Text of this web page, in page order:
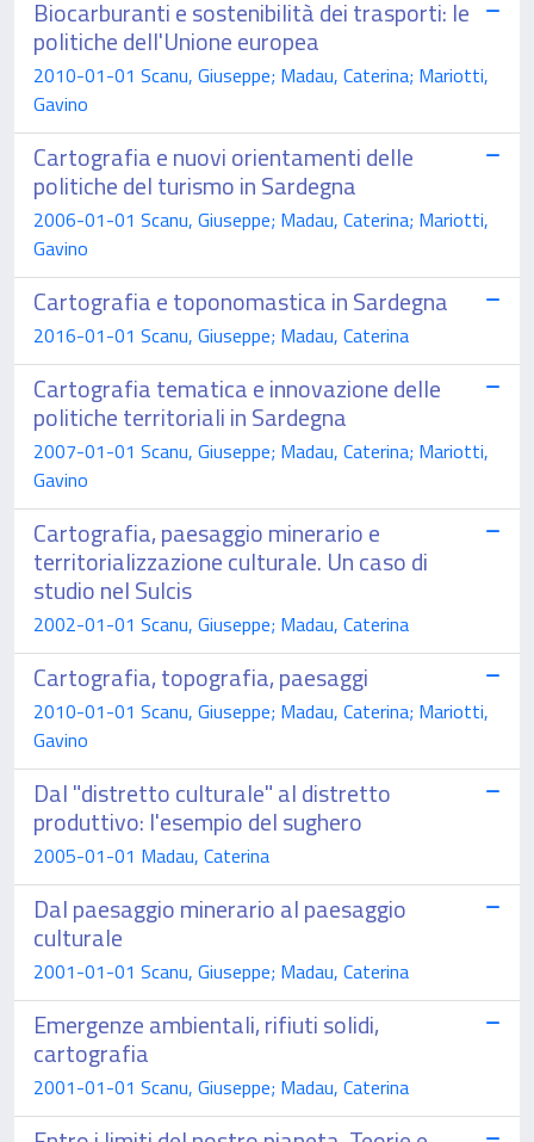
Biocarburanti e sostenibilità dei trasporti: le
politiche dell'Unione europea
2010-01-01 Scanu, Giuseppe; Madau, Caterina; Mariotti,
Gavino
Cartografia e nuovi orientamenti delle
politiche del turismo in Sardegna
2006-01-01 Scanu, Giuseppe; Madau, Caterina; Mariotti,
Gavino
Cartografia e toponomastica in Sardegna
2016-01-01 Scanu, Giuseppe; Madau, Caterina
Cartografia tematica e innovazione delle
politiche territoriali in Sardegna
2007-01-01 Scanu, Giuseppe; Madau, Caterina; Mariotti,
Gavino
Cartografia, paesaggio minerario e
territorializzazione culturale. Un caso di
studio nel Sulcis
2002-01-01 Scanu, Giuseppe; Madau, Caterina
Cartografia, topografia, paesaggi
2010-01-01 Scanu, Giuseppe; Madau, Caterina; Mariotti,
Gavino
Dal "distretto culturale" al distretto
produttivo: l'esempio del sughero
2005-01-01 Madau, Caterina
Dal paesaggio minerario al paesaggio
culturale
2001-01-01 Scanu, Giuseppe; Madau, Caterina
Emergenze ambientali, rifiuti solidi,
cartografia
2001-01-01 Scanu, Giuseppe; Madau, Caterina